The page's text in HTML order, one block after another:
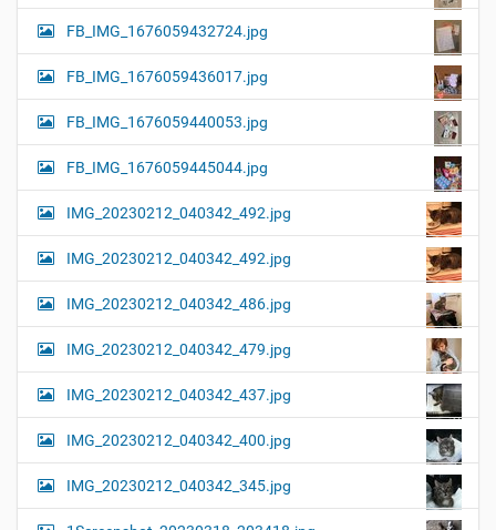
FB_IMG_1676059432724.jpg
FB_IMG_1676059436017.jpg
FB_IMG_1676059440053.jpg
FB_IMG_1676059445044.jpg
IMG_20230212_040342_492.jpg
IMG_20230212_040342_492.jpg
IMG_20230212_040342_486.jpg
IMG_20230212_040342_479.jpg
IMG_20230212_040342_437.jpg
IMG_20230212_040342_400.jpg
IMG_20230212_040342_345.jpg